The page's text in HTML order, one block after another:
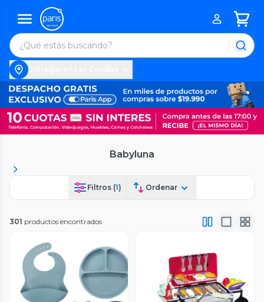
Babyluna
Filtros (1) Ordenar
301 productos encontrados